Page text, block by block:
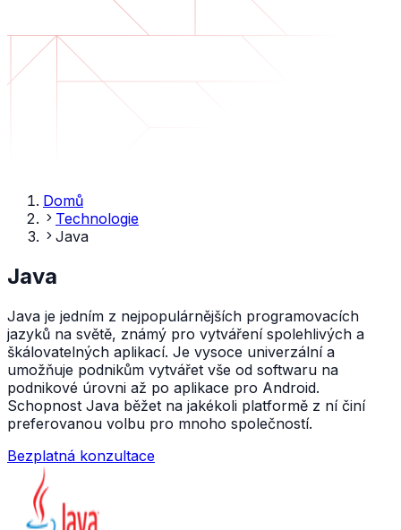
Domů
Technologie
Java
Java
Java je jedním z nejpopulárnějších programovacích
jazyků na světě, známý pro vytváření spolehlivých a
škálovatelných aplikací. Je vysoce univerzální a
umožňuje podnikům vytvářet vše od softwaru na
podnikové úrovni až po aplikace pro Android.
Schopnost Java běžet na jakékoli platformě z ní činí
preferovanou volbu pro mnoho společností.
Bezplatná konzultace